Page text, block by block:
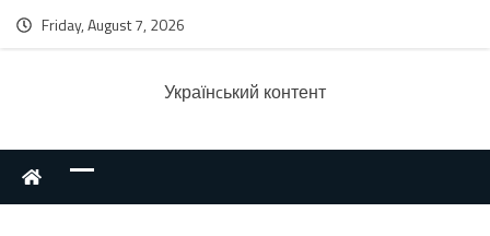
Friday, August 7, 2026
Українcький контент